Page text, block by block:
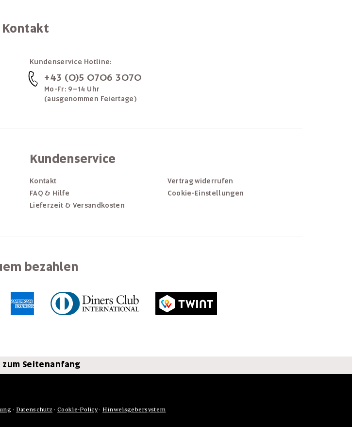
Kontakt
Kundenservice Hotline:
+43 (0)5 0706 3070
Mo-Fr: 9–14 Uhr
(ausgenommen Feiertage)
Kundenservice
Kontakt
FAQ & Hilfe
Lieferzeit & Versandkosten
Vertrag widerrufen
Cookie-Einstellungen
bezahlen
zum Seitenanfang
· Datenschutz ·Cookie-Policy· Hinweisgebersystem